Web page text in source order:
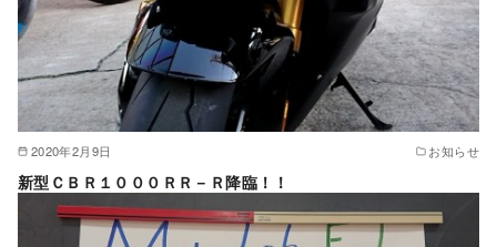
2020年2月9日 お知らせ
新型ＣＢＲ１０００ＲＲ－Ｒ降臨！！